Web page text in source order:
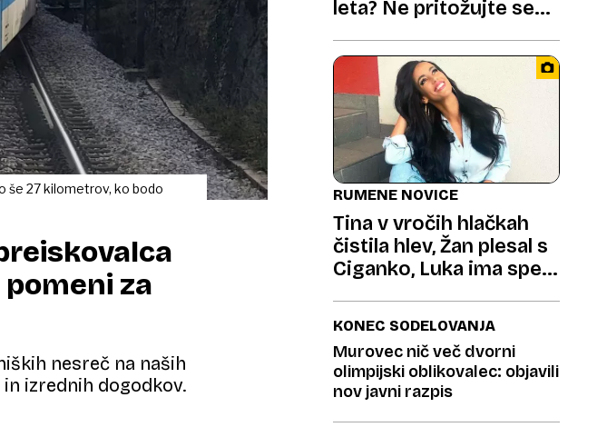
še 27 kilometrov, ko bodo
za
nesreč na naših
izrednih dogodkov.
leta? Ne pritožujte se
RUMENE NOVICE
Tina v vročih hlačkah
čistila hlev, Žan plesal s
Ciganko, Luka ima spet
KONEC SODELOVANJA
Murovec nič več dvorni
olimpijski oblikovalec: objavili
nov javni razpis